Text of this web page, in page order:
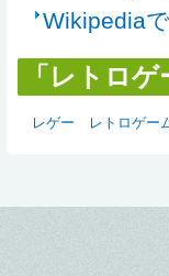
Wikipedia
「レトロ
レゲー レトロゲー